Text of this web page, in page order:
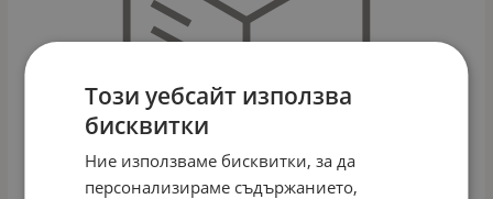
Този уебсайт използва
бисквитки
Ние използваме бисквитки, за да
персонализираме съдържанието,